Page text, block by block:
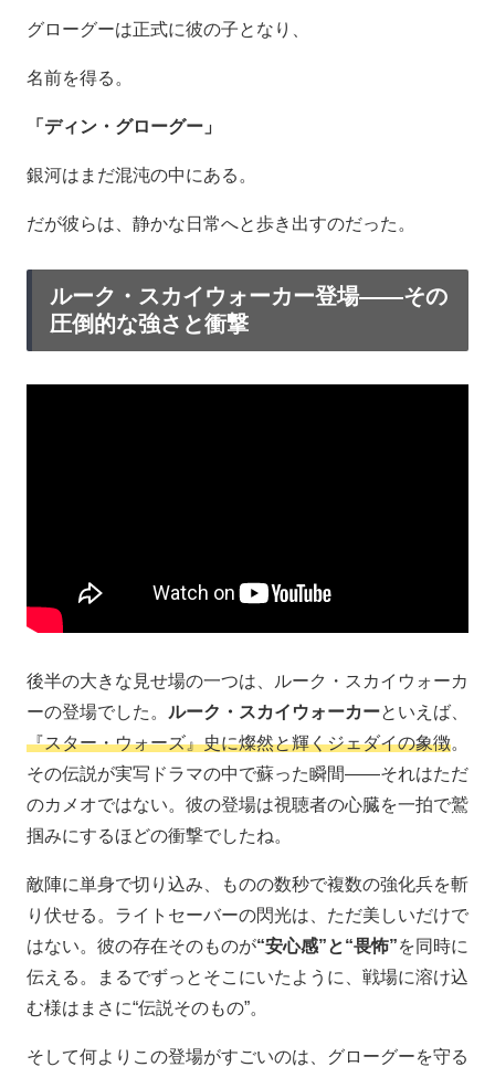
グローグーは正式に彼の子となり、
名前を得る。
「ディン・グローグー」
銀河はまだ混沌の中にある。
だが彼らは、静かな日常へと歩き出すのだった。
ルーク・スカイウォーカー登場――その
圧倒的な強さと衝撃
後半の大きな見せ場の一つは、ルーク・スカイウォーカ
ーの登場でした。 ルーク・スカイウォーカーといえば、
『スター・ウォーズ』史に燦然と輝くジェダイの象徴。
その伝説が実写ドラマの中で蘇った瞬間――それはただ
のカメオではない。彼の登場は視聴者の心臓を一拍で鷲
掴みにするほどの衝撃でしたね。
敵陣に単身で切り込み、ものの数秒で複数の強化兵を斬
り伏せる。ライトセーバーの閃光は、ただ美しいだけで
はない。彼の存在そのものが“安心感”と“畏怖”を同時に
伝える。まるでずっとそこにいたように、戦場に溶け込
む様はまさに“伝説そのもの”。
そして何よりこの登場がすごいのは、グローグーを守る